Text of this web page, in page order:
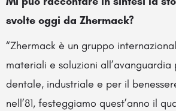
svolte oggi da Zhermack?
“Zhermack è un gruppo
materiali e soluzioni
dentale, industriale e per il
nell’81, festeggiamo quest’anno il